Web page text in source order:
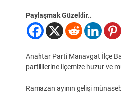
Paylaşmak Güzeldir..
Anahtar Parti Manavgat İlçe
partililerine ilçemize huzur ve
Ramazan ayının gelişi